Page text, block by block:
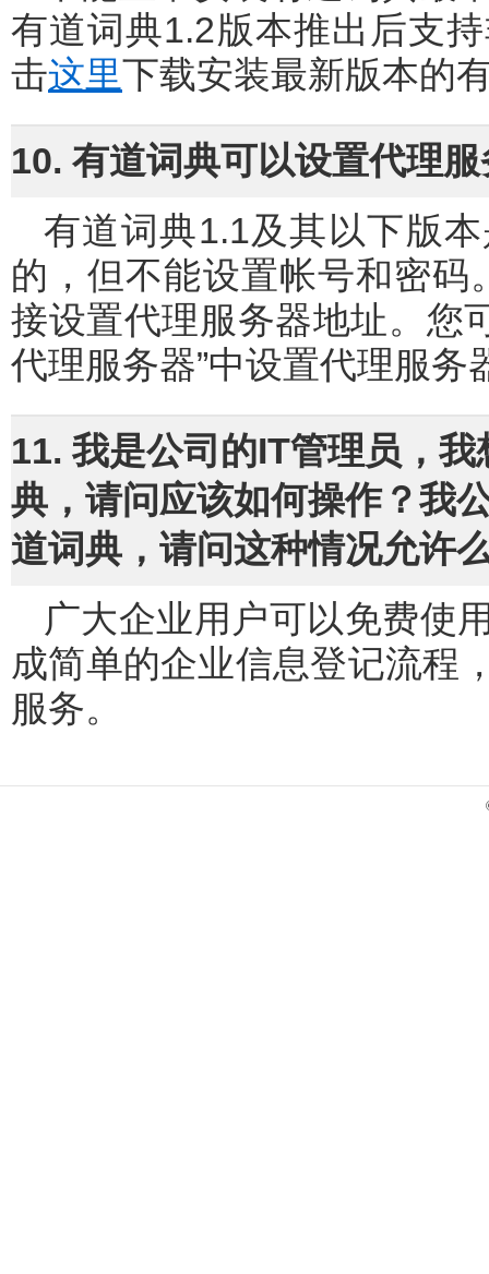
有道词典1.2版本推出后支
击这里下载安装最新版本的
10. 有道词典可以设置代理
有道词典1.1及其以下版本是直接使用IE默认代理服务器地址
的，但不能设置帐号和密
接设置代理服务器地址。您
代理服务器”中设置代理服
11. 我是公司的IT管理员，
典，请问应该如何操作？我
道词典，请问这种情况允许
广大企业用户可以免费使用有道词典客户端，企业用户只需完
成简单的企业信息登记流程
服务。